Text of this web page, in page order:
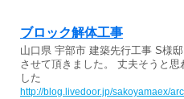
ブロック解体工事
山口県 宇部市 建築先行工事 S様
させて頂きました。 丈夫そうと
した
http://blog.livedoor.jp/sakoyamaex/